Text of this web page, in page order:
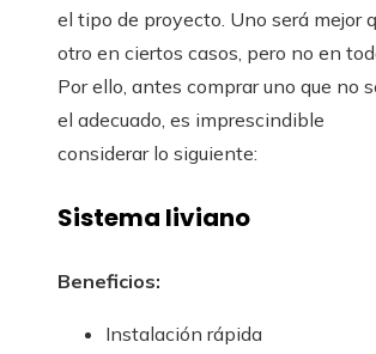
el tipo de proyecto. Uno será mejor
otro en ciertos casos, pero no en
Por ello, antes comprar uno que no
el adecuado, es imprescindible
considerar lo siguiente:
Sistema liviano
Beneficios:
Instalación rápida